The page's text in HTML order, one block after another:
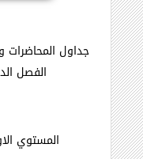
جداول
الفصل
المستوي